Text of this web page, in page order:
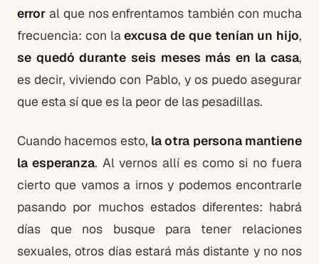
error al que nos enfrentamos también con mucha
frecuencia: con laexcusa de que tenían un hijo,
se quedó durante seis meses más en la casa,
es decir, viviendo con Pablo, y os puedo asegurar
que esta sí que es la peor de las pesadillas.
Cuando hacemos esto, la otra persona mantiene
la esperanza. Al vernos allí es como si no fuera
cierto que vamos a irnos y podemos encontrarle
pasando por muchos estados diferentes: habrá
días que nos busque para tener relaciones
sexuales, otros días estará más distante y no nos